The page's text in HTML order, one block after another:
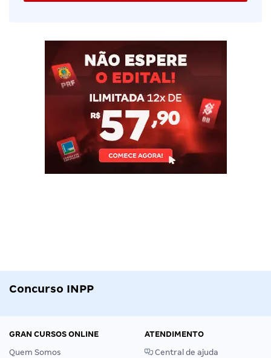
Concurso INPP
GRAN CURSOS ONLINE
Quem Somos
ATENDIMENTO
Central de ajuda